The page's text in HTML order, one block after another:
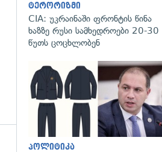
ტერორიზმი
CIA: უკრაინაში ფრონტის წინა
ხაზზე რუსი სამხედროები 20-30
წუთს ცოცხლობენ
პოლიტიკა